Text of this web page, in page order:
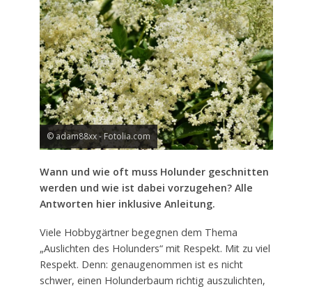
© adam88xx - Fotolia.com
Wann und wie oft muss Holunder geschnitten
werden und wie ist dabei vorzugehen? Alle
Antworten hier inklusive Anleitung.
Viele Hobbygärtner begegnen dem Thema
„Auslichten des Holunders“ mit Respekt. Mit zu viel
Respekt. Denn: genaugenommen ist es nicht
schwer, einen Holunderbaum richtig auszulichten,